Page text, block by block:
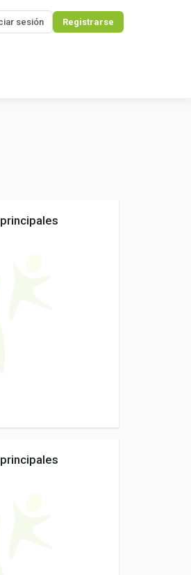
sesión Registrarse